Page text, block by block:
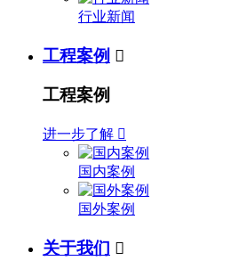
行业新闻
工程案例 
工程案例
进一步了解 
国内案例
国外案例
关于我们 